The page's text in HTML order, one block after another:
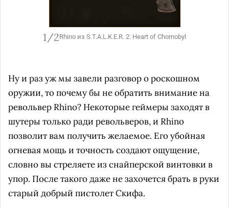
1/2Rhino из S.T.A.L.K.E.R. 2: Heart of Chornobyl
Ну и раз уж мы завели разговор о роскошном
оружии, то почему бы не обратить внимание на
револьвер Rhino? Некоторые геймеры заходят в
шутеры только ради револьверов, и Rhino
позволит вам получить желаемое. Его убойная
огневая мощь и точность создают ощущение,
словно вы стреляете из снайперской винтовки в
упор. После такого даже не захочется брать в руки
старый добрый пистолет Скифа.